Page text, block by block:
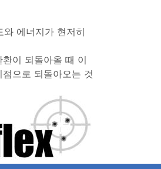
에너지가 현저히
이 되돌아올 때 이
으로 되돌아오는 것